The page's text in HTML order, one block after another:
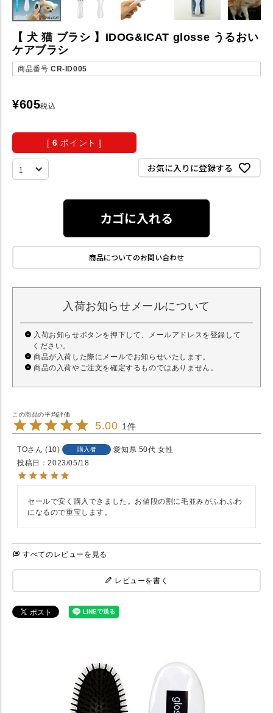
【 犬 猫 ブラシ 】IDOG&ICAT glosse うるおい
ケアブラシ
商品番号 CR-ID005
¥605税込
[ 6 ポイント ]
お気に入りに登録する
カゴに入れる
商品についてのお問い合わせ
入荷お知らせメールについて
入荷お知らせボタンを押下して、メールアドレスを登録して
ください。
商品が入荷した際にメールでお知らせいたします。
商品の入荷やご注文を確定するものではありません。
5.00 1
TO 10 購入者 愛知県 50代 女性
投稿日
2023/05/18
セールで安く購入できました。お値段の割に毛並みがふわふわ
になるので重宝します。
すべてのレビューを見る
レビューを書く